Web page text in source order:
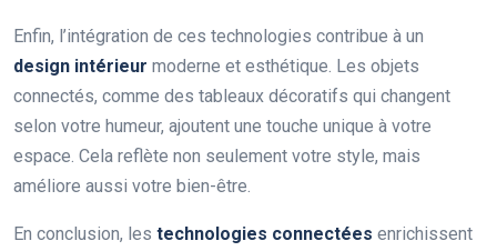
Enfin, l’intégration de ces technologies contribue à un
design intérieur moderne et esthétique. Les objets
connectés, comme des tableaux décoratifs qui changent
selon votre humeur, ajoutent une touche unique à votre
espace. Cela reflète non seulement votre style, mais
améliore aussi votre bien-être.
En conclusion, les technologies connectées enrichissent